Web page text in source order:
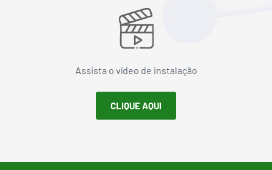
Assista o vídeo de instalação
CLIQUE AQUI